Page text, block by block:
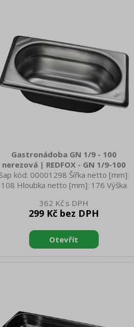
Gastronádoba GN 1/9 - 100
nerezová | REDFOX - GN 1/9-100
Sap kód: 00001298 Šířka netto [mm]:
108 Hloubka netto [mm]: 176 Výška
0.28 Šířka brutto [mm]: 350 Hloubka
brutto [mm]: 540 Výška brutto [mm]:
Materiál: AISI 304 Vnější barva zařízení:
Nerezové Hloubka GN zařízení [mm]:
Velikost GN / EN zařízení [mm]: GN
362 Kč
299 Kč bez DPH